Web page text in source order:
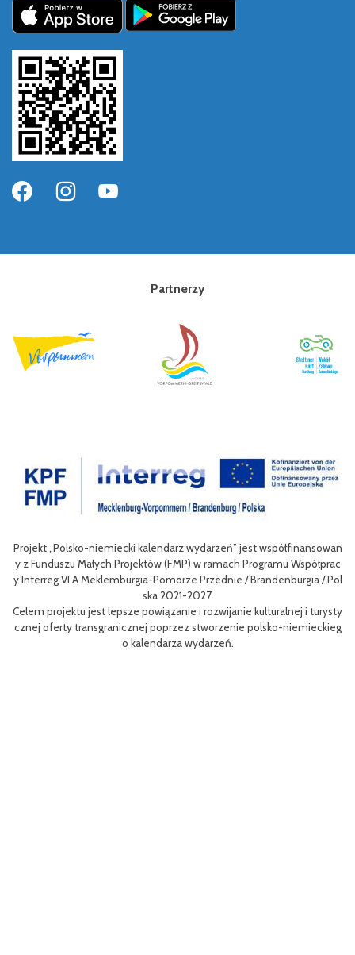
Partnerzy
„Polsko-niemiecki kalendarz wydarzeń” jest współfinansowan
Małych Projektów (FMP) w ramach Programu Współprac
VI A Meklemburgia-Pomorze Przednie / Brandenburgia / Pol
ska 2021-2027.
jest lepsze powiązanie i rozwijanie kulturalnej i turysty
transgranicznej poprzez stworzenie polsko-niemieckieg
o kalendarza wydarzeń.
Celem III
nie oferty
niej dla
Efektem
m